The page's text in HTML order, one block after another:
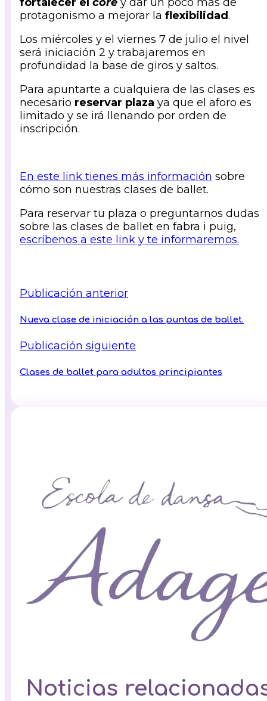
protagonismo a mejorar la flexibilidad.
Los miércoles y el viernes 7 de julio el nivel
será iniciación 2 y trabajaremos en
profundidad la base de giros y saltos.
Para apuntarte a cualquiera de las clases es
necesario reservar plaza ya que el aforo es
limitado y se irá llenando por orden de
inscripción.
En este link tienes más información sobre
cómo son nuestras clases de ballet.
Para reservar tu plaza o preguntarnos dudas
sobre las clases de ballet en fabra i puig,
escríbenos a este link y te informaremos.
Publicación anterior
Nueva clase de iniciación a las puntas de ballet.
Publicación siguiente
Clases de ballet para adultos principiantes
Noticias